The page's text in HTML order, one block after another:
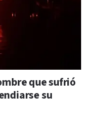
que sufrió
su